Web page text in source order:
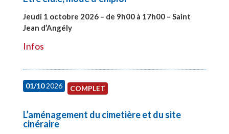
Jeudi 1 octobre 2026 – de 9h00 à 17h00 – Saint
Jean d’Angély
Infos
01/102026 COMPLET
L’aménagement du cimetière et du site
cinéraire